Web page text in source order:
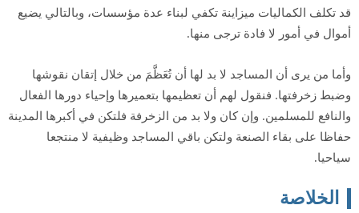
قد تكلف الكماليات ميزاينة تكفي لبناء عدة مؤسسات، وبالتالي يضيع
أموال في أمور لا فادة ترجى منها.
وأما من يرى أن المساجد لا بد لها أن تُعَظَّمَ من خلال إتقان نقوشها
وضبط زخرفتها. فنقول لهم أن تعظيمها بتعميرها وإحياء دورها الفعال
والنافع للمسلمين. وإن كان ولا بد من الزخرفة فلتكن في أكبرها المدينة
حفاظا على بقاء الصنعة ولتكن باقي المساجد وظيفية لا منتجعا
سياحيا.
الخلاصة